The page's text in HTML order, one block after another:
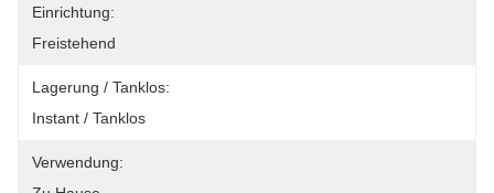
Einrichtung:
Freistehend
Lagerung / Tanklos:
Instant / Tanklos
Verwendung: